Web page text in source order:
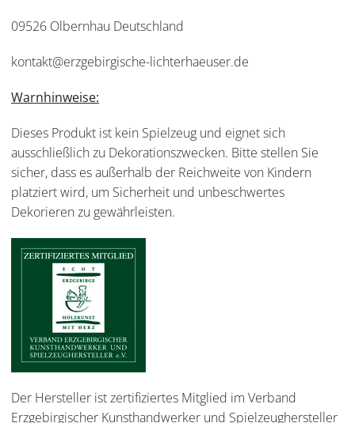
09526 Olbernhau Deutschland
kontakt@erzgebirgische-lichterhaeuser.de
Warnhinweise:
Dieses Produkt ist kein Spielzeug und eignet sich
ausschließlich zu Dekorationszwecken. Bitte stellen Sie
sicher, dass es außerhalb der Reichweite von Kindern
platziert wird, um Sicherheit und unbeschwertes
Dekorieren zu gewährleisten.
Der Hersteller ist zertifiziertes Mitglied im Verband
Erzgebirgischer Kunsthandwerker und Spielzeughersteller